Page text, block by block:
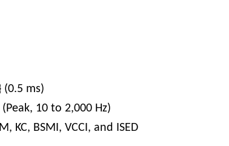
(0.5 ms)
10 to 2,000 Hz)
KC, BSMI, VCCI, and ISED